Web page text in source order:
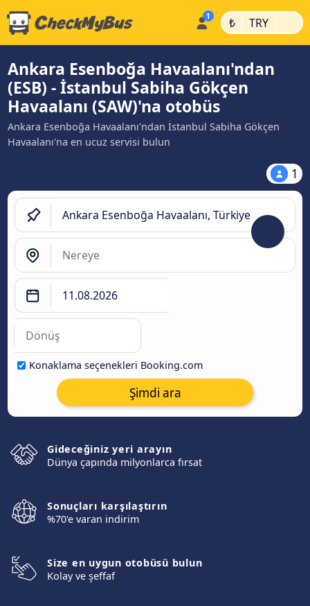
₺ | TRY |
Ankara Esenboğa Havaalanı'ndan
(ESB) - İstanbul Sabiha Gökçen
Havaalanı (SAW)'na otobüs
Ankara Esenboğa Havaalanı'ndan İstanbul Sabiha Gökçen
Havaalanı'na en ucuz servisi bulun
1
Konaklama seçenekleri Booking.com
Şimdi ara
Gideceğiniz yeri arayın
Dünya çapında milyonlarca fırsat
Sonuçları karşılaştırın
%70'e varan indirim
Size en uygun otobüsü bulun
Kolay ve şeffaf